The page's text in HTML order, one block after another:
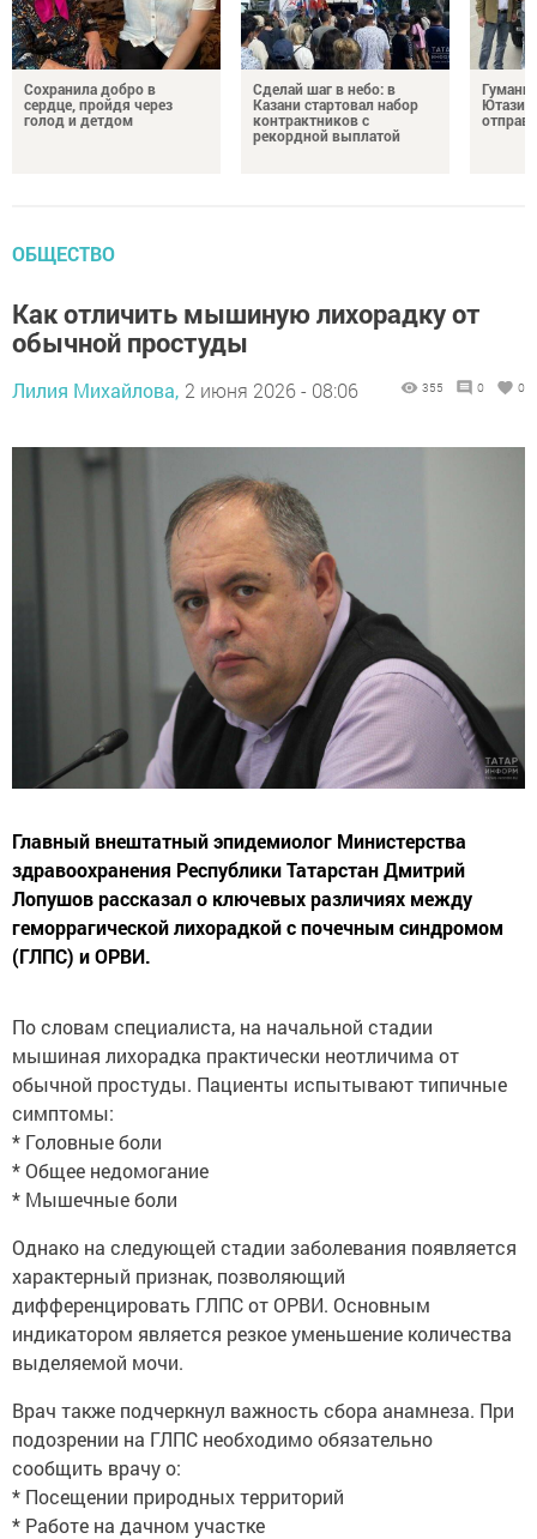
Сохранила добро в
сердце, пройдя через
голод и детдом
Сделай шаг в небо: в
Казани стартовал набор
контрактников с
рекордной выплатой
ОБЩЕСТВО
Как отличить мышиную лихорадку от
обычной простуды
Лилия Михайлова, 2 июня 2026 - 08:06 355 0 0
Главный внештатный эпидемиолог Министерства
здравоохранения Республики Татарстан Дмитрий
Лопушов рассказал о ключевых различиях между
геморрагической лихорадкой с почечным синдромом
(ГЛПС) и ОРВИ.
По словам специалиста, на начальной стадии
мышиная лихорадка практически неотличима от
обычной простуды. Пациенты испытывают типичные
симптомы:
* Головные боли
* Общее недомогание
* Мышечные боли
Однако на следующей стадии заболевания появляется
характерный признак, позволяющий
дифференцировать ГЛПС от ОРВИ. Основным
индикатором является резкое уменьшение количества
выделяемой мочи.
Врач также подчеркнул важность сбора анамнеза. При
подозрении на ГЛПС необходимо обязательно
сообщить врачу о:
* Посещении природных территорий
* Работе на дачном участке